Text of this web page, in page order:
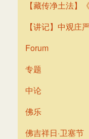
【藏传净土法】
【讲记】中观庄
Forum
专题
中论
佛乐
佛吉祥日·卫塞节